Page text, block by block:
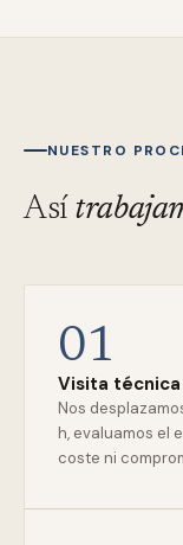
NUESTRO
Así
01
Visita
Nos
h, evaluamos el
coste ni